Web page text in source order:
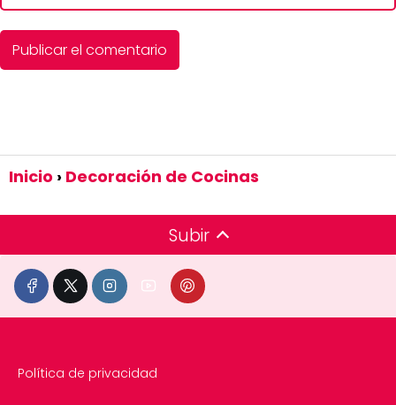
Inicio Decoración de Cocinas
Subir
Política de privacidad